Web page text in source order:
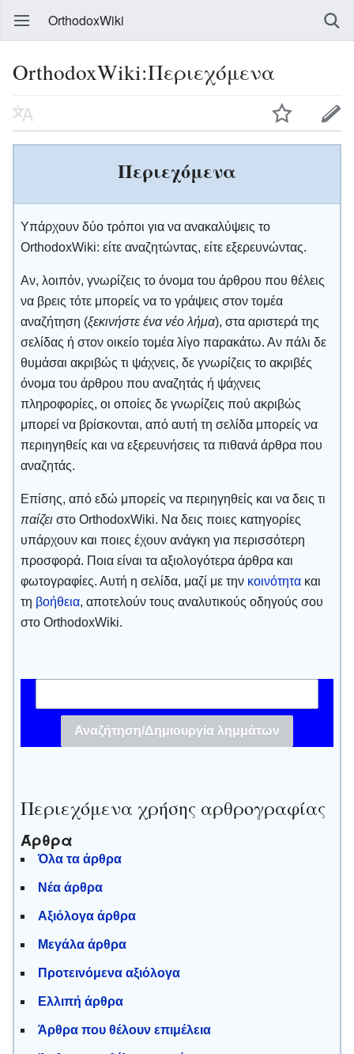
OrthodoxWiki
OrthodoxWiki:Περιεχόμενα
Περιεχόμενα
Υπάρχουν δύο τρόποι για να ανακαλύψεις το
OrthodoxWiki: είτε αναζητώντας, είτε εξερευνώντας.
Αν, λοιπόν, γνωρίζεις το όνομα του άρθρου που θέλεις
να βρεις τότε μπορείς να το γράψεις στον τομέα
αναζήτηση (ξεκινήστε ένα νέο λήμα), στα αριστερά της
σελίδας ή στον οικείο τομέα λίγο παρακάτω. Αν πάλι δε
θυμάσαι ακριβώς τι ψάχνεις, δε γνωρίζεις το ακριβές
όνομα του άρθρου που αναζητάς ή ψάχνεις
πληροφορίες, οι οποίες δε γνωρίζεις πού ακριβώς
μπορεί να βρίσκονται, από αυτή τη σελίδα μπορείς να
περιηγηθείς και να εξερευνήσεις τα πιθανά άρθρα που
αναζητάς.
Επίσης, από εδώ μπορείς να περιηγηθείς και να δεις τι
παίζει στο OrthodoxWiki. Να δεις ποιες κατηγορίες
υπάρχουν και ποιες έχουν ανάγκη για περισσότερη
προσφορά. Ποια είναι τα αξιολογότερα άρθρα και
φωτογραφίες. Αυτή η σελίδα, μαζί με την κοινότητα και
τη βοήθεια, αποτελούν τους αναλυτικούς οδηγούς σου
στο OrthodoxWiki.
Περιεχόμενα χρήσης αρθρογραφίας
Άρθρα
Όλα τα άρθρα
Νέα άρθρα
Αξιόλογα άρθρα
Μεγάλα άρθρα
Προτεινόμενα αξιόλογα
Ελλιπή άρθρα
Άρθρα που θέλουν επιμέλεια